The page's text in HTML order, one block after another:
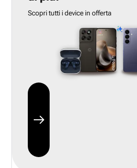
Scopri tutti i device in offerta